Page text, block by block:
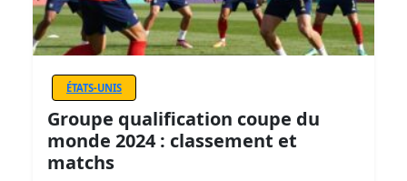
ÉTATS-UNIS
Groupe qualification coupe du
monde 2024 : classement et
matchs